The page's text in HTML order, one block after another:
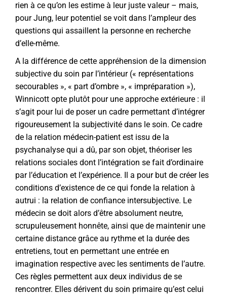
rien à ce qu’on les estime à leur juste valeur – mais,
pour Jung, leur potentiel se voit dans l’ampleur des
questions qui assaillent la personne en recherche
d’elle-même.
A la différence de cette appréhension de la dimension
subjective du soin par l’intérieur (« représentations
secourables », « part d’ombre », « impréparation »),
Winnicott opte plutôt pour une approche extérieure : il
s’agit pour lui de poser un cadre permettant d’intégrer
rigoureusement la subjectivité dans le soin. Ce cadre
de la relation médecin-patient est issu de la
psychanalyse qui a dû, par son objet, théoriser les
relations sociales dont l’intégration se fait d’ordinaire
par l’éducation et l’expérience. Il a pour but de créer les
conditions d’existence de ce qui fonde la relation à
autrui : la relation de confiance intersubjective. Le
médecin se doit alors d’être absolument neutre,
scrupuleusement honnête, ainsi que de maintenir une
certaine distance grâce au rythme et la durée des
entretiens, tout en permettant une entrée en
imagination respective avec les sentiments de l’autre.
Ces règles permettent aux deux individus de se
rencontrer. Elles dérivent du soin primaire qu’est celui